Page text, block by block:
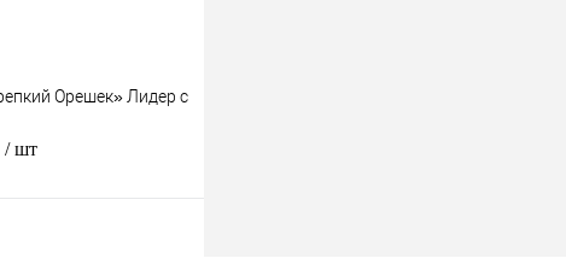
Орешек» Лидер с
/ шт